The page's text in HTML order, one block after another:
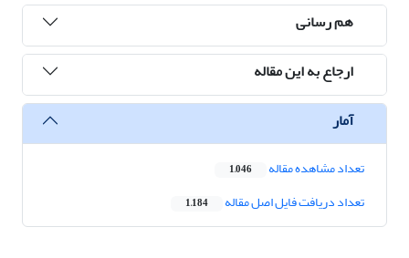
هم رسانی
ارجاع به این مقاله
آمار
تعداد مشاهده مقاله 1,046
تعداد دریافت فایل اصل مقاله 1,184